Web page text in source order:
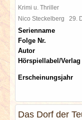
Krimi u. Thriller
Nico Steckelberg 29.
Serienname
Folge Nr.
Autor
Hörspiellabel/Verlag
Erscheinungsjahr
Das Dorf der